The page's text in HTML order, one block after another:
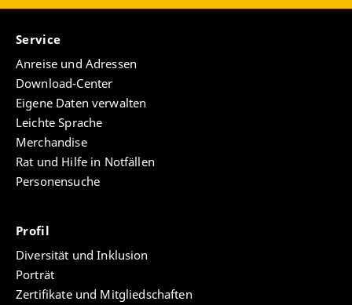
Service
Anreise und Adressen
Download-Center
Eigene Daten verwalten
Leichte Sprache
Merchandise
Rat und Hilfe in Notfällen
Personensuche
Profil
Diversität und Inklusion
Porträt
Zertifikate und Mitgliedschaften